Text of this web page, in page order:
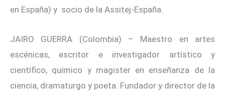
en España) y socio de la Assitej-España.
JAIRO GUERRA (Colombia) – Maestro en artes
escénicas, escritor e investigador artístico y
científico, químico y magister en enseñanza de la
ciencia, dramaturgo y poeta. Fundador y director de la